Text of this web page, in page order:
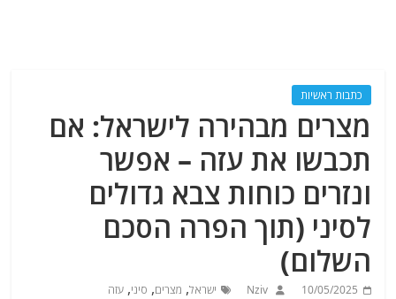
כתבות ראשיות
מצרים מבהירה לישראל: אם
תכבשו את עזה – אפשר
ונזרים כוחות צבא גדולים
לסיני (תוך הפרה הסכם
השלום)
10/05/2025
Nziv ישראל, מצרים, סיני,עזה